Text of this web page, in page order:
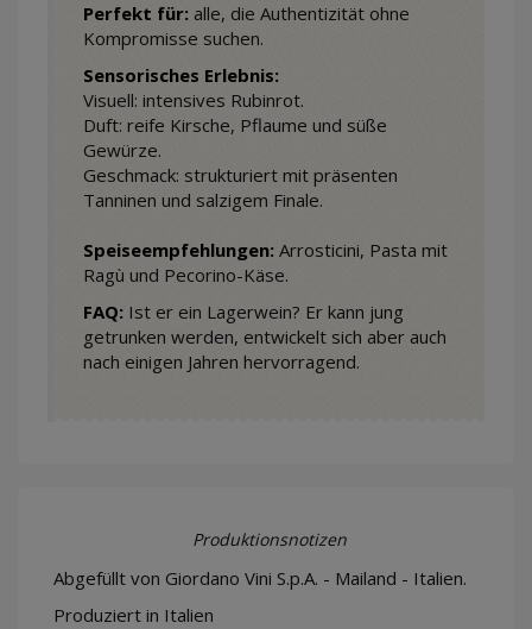
Perfekt für: alle, die Authentizität ohne
Kompromisse suchen.
Sensorisches Erlebnis:
Visuell: intensives Rubinrot.
Duft: reife Kirsche, Pflaume und süße
Gewürze.
Geschmack: strukturiert mit präsenten
Tanninen und salzigem Finale.
Speiseempfehlungen: Arrosticini, Pasta mit
Ragù und Pecorino-Käse.
FAQ: Ist er ein Lagerwein? Er kann jung
getrunken werden, entwickelt sich aber auch
nach einigen Jahren hervorragend.
Produktionsnotizen
Abgefüllt von Giordano Vini S.p.A. - Mailand - Italien.
Produziert in Italien